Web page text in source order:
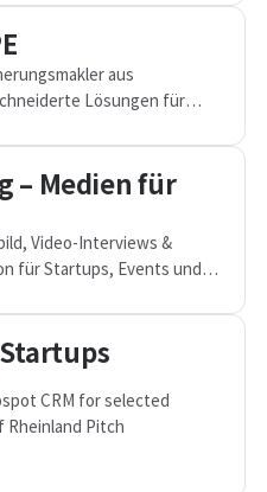
aus
Lösungen für
– Medien für
Video-Interviews &
für Startups, Events und
CRM for selected
Pitch